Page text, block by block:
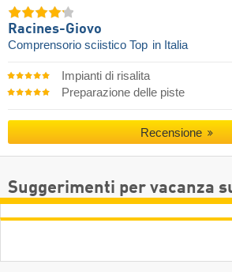
Racines-Giovo
Comprensorio sciistico Top in Italia
Impianti di risalita
Preparazione delle piste
Recensione
Suggerimenti per vacanza